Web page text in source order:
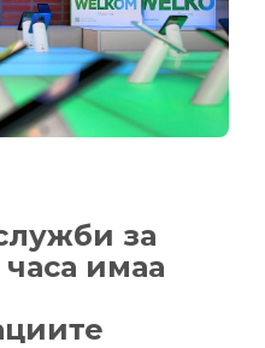
за
имаа